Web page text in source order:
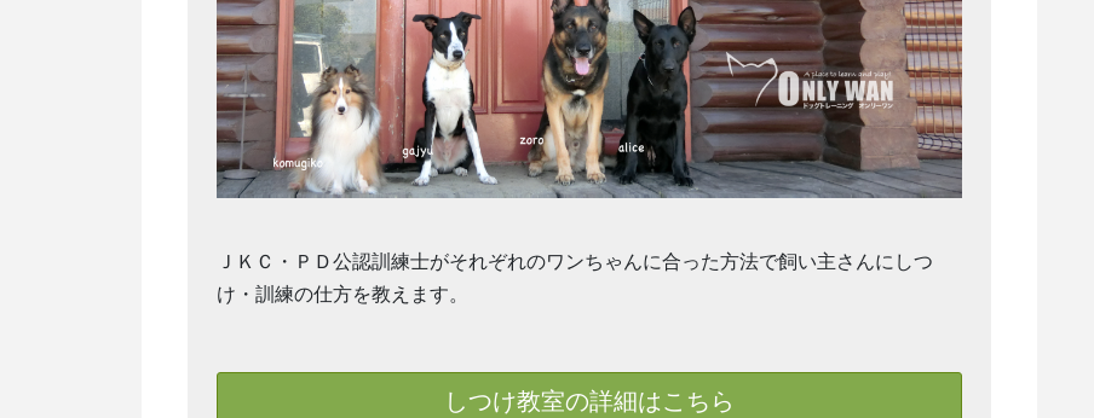
ＪＫＣ・ＰＤ公認訓練士がそれぞれのワンちゃんに合った方法で飼い主さんにしつ
け・訓練の仕方を教えます。
しつけ教室の詳細はこちら